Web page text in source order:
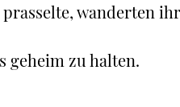
wanderten
geheim zu halten.